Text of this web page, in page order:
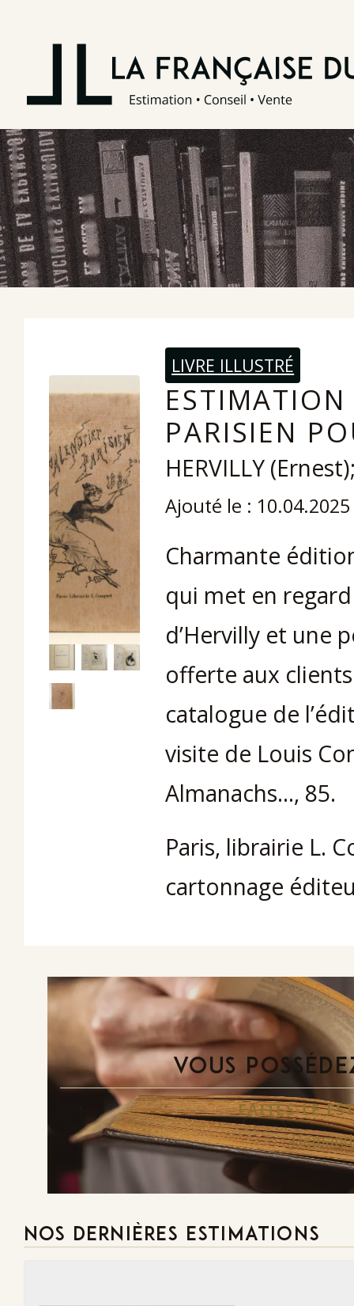
LIVRE ILLUSTRÉ
PARISIEN
HERVILLY
Ajouté le : 10.04.2025
Charmante
qui met en
d’Hervilly et une
offerte aux
catalogue de
visite de Louis
Almanachs…, 85.
Paris, librairie L.
cartonnage
VOUS
FAITES-LE
NOS DERNIÈRES ESTIMATIONS